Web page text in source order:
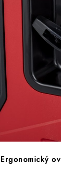
Ergonomický